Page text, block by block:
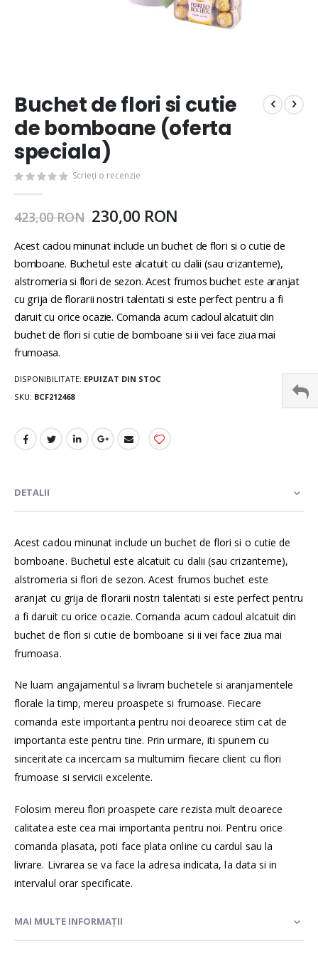
Buchet de flori si cutie
de bomboane (oferta
speciala)
Scrieți o recenzie
423,00 RON 230,00 RON
Acest cadou minunat include un buchet de flori si o cutie de
bomboane. Buchetul este alcatuit cu dalii (sau crizanteme),
alstromeria si flori de sezon. Acest frumos buchet este aranjat
cu grija de florarii nostri talentati si este perfect pentru a fi
daruit cu orice ocazie. Comanda acum cadoul alcatuit din
buchet de flori si cutie de bomboane si ii vei face ziua mai
frumoasa.
DISPONIBILITATE: EPUIZAT DIN STOC
SKU BCF212468
DETALII
Acest cadou minunat include un buchet de flori si o cutie de
bomboane. Buchetul este alcatuit cu dalii (sau crizanteme),
alstromeria si flori de sezon. Acest frumos buchet este
aranjat cu grija de florarii nostri talentati si este perfect pentru
a fi daruit cu orice ocazie. Comanda acum cadoul alcatuit din
buchet de flori si cutie de bomboane si ii vei face ziua mai
frumoasa.
Ne luam angajamentul sa livram buchetele si aranjamentele
florale la timp, mereu proaspete si frumoase. Fiecare
comanda este importanta pentru noi deoarece stim cat de
importanta este pentru tine. Prin urmare, iti spunem cu
sinceritate ca incercam sa multumim fiecare client cu flori
frumoase si servicii excelente.
Folosim mereu flori proaspete care rezista mult deoarece
calitatea este cea mai importanta pentru noi. Pentru orice
comanda plasata, poti face plata online cu cardul sau la
livrare. Livrarea se va face la adresa indicata, la data si in
intervalul orar specificate.
MAI MULTE INFORMAȚII